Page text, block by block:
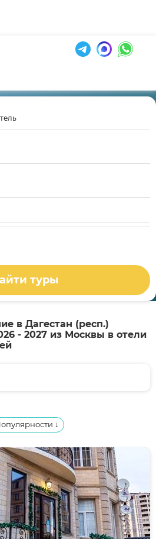
туры
в Дагестан (респ.)
- 2027 из Москвы в отели
↓